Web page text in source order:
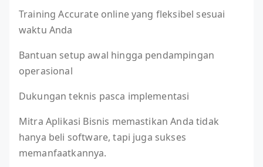
Training Accurate online yang fleksibel sesuai
waktu Anda
Bantuan setup awal hingga pendampingan
operasional
Dukungan teknis pasca implementasi
Mitra Aplikasi Bisnis memastikan Anda tidak
hanya beli software, tapi juga sukses
memanfaatkannya.